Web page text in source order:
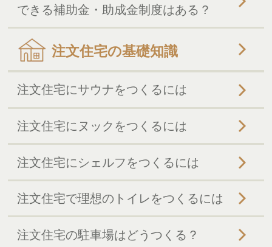
できる補助金・助成金制度はある？
注文住宅の基礎知識
注文住宅にサウナをつくるには
注文住宅にヌックをつくるには
注文住宅にシェルフをつくるには
注文住宅で理想のトイレをつくるには
注文住宅の駐車場はどうつくる？